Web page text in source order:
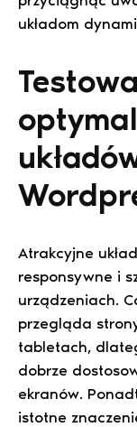
układom
Atrakcyjne
responsywne i
urządzeniach.
przegląda
tabletach,
dobrze
ekranów.
istotne